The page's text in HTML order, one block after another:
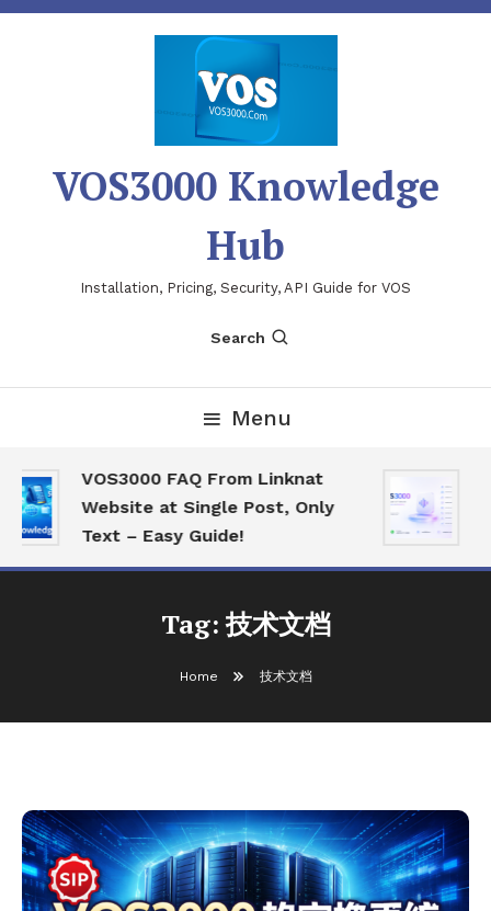
Skip
VOS3000 Knowledge
Hub
Installation, Pricing, Security, API Guide for VOS
Search
Menu
VOS3000 FAQ From Linknat
Website at Single Post, Only
Text – Easy Guide!
Tag:技术文档
Home 技术文档